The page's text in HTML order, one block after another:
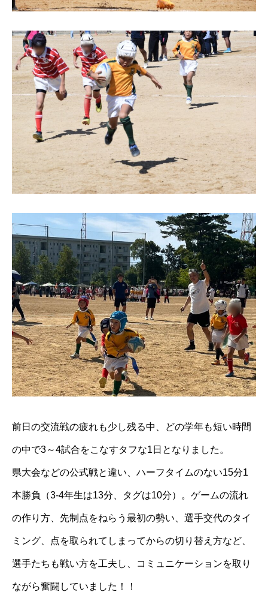
前日の交流戦の疲れも少し残る中、どの学年も短い時間
の中で3～4試合をこなすタフな1日となりました。
県大会などの公式戦と違い、ハーフタイムのない15分1
本勝負（3-4年生は13分、タグは10分）。ゲームの流れ
の作り方、先制点をねらう最初の勢い、選手交代のタイ
ミング、点を取られてしまってからの切り替え方など、
選手たちも戦い方を工夫し、コミュニケーションを取り
ながら奮闘していました！！